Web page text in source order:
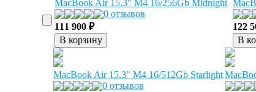
MacBook Air 15.3" M4 16/256Gb Midnight
0 отзывов
111 900 ₽
В корзину
122
В
MacBook Air 15.3" M4 16/512Gb Starlight
0 отзывов